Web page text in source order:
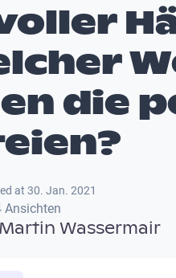
die
at 30. Jan. 2021
Ansichten
Martin Wassermair